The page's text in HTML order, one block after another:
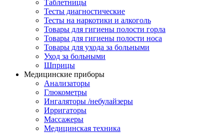
Таблетницы
Тесты диагностические
Тесты на наркотики и алкоголь
Товары для гигиены полости горла
Товары для гигиены полости носа
Товары для ухода за больными
Уход за больными
Шприцы
Медицинские приборы
Анализаторы
Глюкометры
Ингаляторы /небулайзеры
Ирригаторы
Массажеры
Медицинская техника